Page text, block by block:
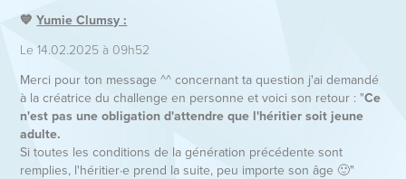
💙Yumie Clumsy :
Le 14.02.2025 à 09h52
Merci pour ton message ^^ concernant ta question j'ai demandé
à la créatrice du challenge en personne et voici son retour : "Ce
n'est pas une obligation d'attendre que l'héritier soit jeune
adulte.
Si toutes les conditions de la génération précédente sont
remplies, l'héritier·e prend la suite, peu importe son âge 🙂"